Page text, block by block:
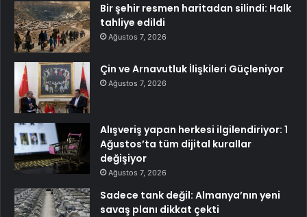
Bir şehir resmen haritadan silindi: Halk
tahliye edildi
Ağustos 7, 2026
Çin ve Arnavutluk İlişkileri Güçleniyor
Ağustos 7, 2026
Alışveriş yapan herkesi ilgilendiriyor: 1
Ağustos’ta tüm dijital kurallar
değişiyor
Ağustos 7, 2026
Sadece tank değil: Almanya’nın yeni
savaş planı dikkat çekti